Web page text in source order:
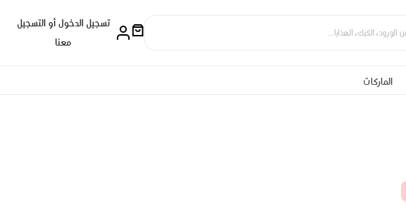
تسجيل الدخول أو التسجيل
معنا
الماركات